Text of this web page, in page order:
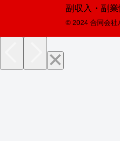
副収入・副
© 2024 合同会社